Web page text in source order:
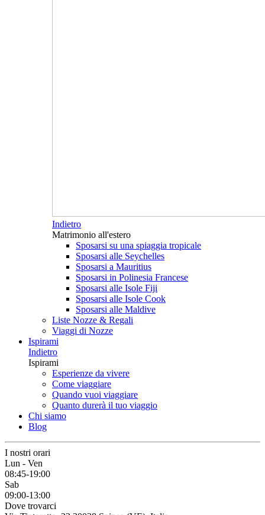
Indietro
Matrimonio all'estero
Sposarsi su una spiaggia tropicale
Sposarsi alle Seychelles
Sposarsi a Mauritius
Sposarsi in Polinesia Francese
Sposarsi alle Isole Fiji
Sposarsi alle Isole Cook
Sposarsi alle Maldive
Liste Nozze & Regali
Viaggi di Nozze
Ispirami
Indietro
Ispirami
Esperienze da vivere
Come viaggiare
Quando vuoi viaggiare
Quanto durerà il tuo viaggio
Chi siamo
Blog
I nostri orari
Lun - Ven
08:45-19:00
Sab
09:00-13:00
Dove trovarci